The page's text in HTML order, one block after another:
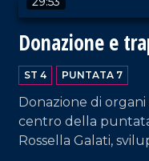
in Emilia Romagna.
Donazione e
covid-19
ST 4 PUNTATA 7
Donazione di
centro della
Rossella Galati,